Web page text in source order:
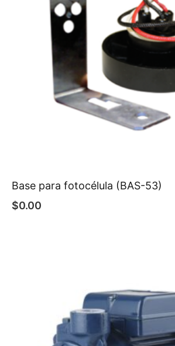
Base para fotocélula (BAS-53)
$0.00